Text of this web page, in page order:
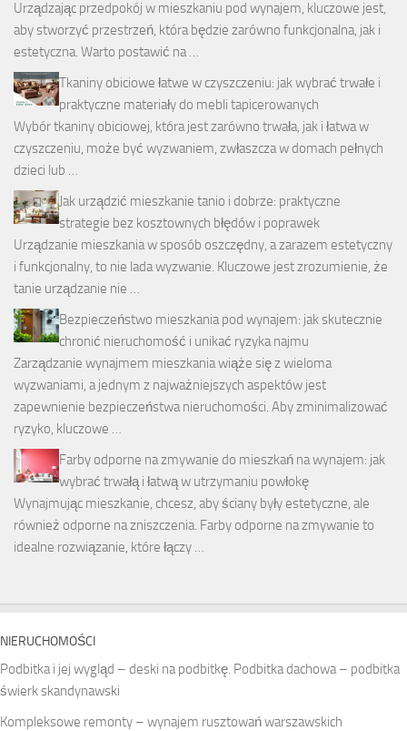
Urządzając przedpokój w mieszkaniu pod wynajem, kluczowe jest,
aby stworzyć przestrzeń, która będzie zarówno funkcjonalna, jak i
estetyczna. Warto postawić na …
Tkaniny obiciowe łatwe w czyszczeniu: jak wybrać trwałe i
praktyczne materiały do mebli tapicerowanych
Wybór tkaniny obiciowej, która jest zarówno trwała, jak i łatwa w
czyszczeniu, może być wyzwaniem, zwłaszcza w domach pełnych
dzieci lub …
Jak urządzić mieszkanie tanio i dobrze: praktyczne
strategie bez kosztownych błędów i poprawek
Urządzanie mieszkania w sposób oszczędny, a zarazem estetyczny
i funkcjonalny, to nie lada wyzwanie. Kluczowe jest zrozumienie, że
tanie urządzanie nie …
Bezpieczeństwo mieszkania pod wynajem: jak skutecznie
chronić nieruchomość i unikać ryzyka najmu
Zarządzanie wynajmem mieszkania wiąże się z wieloma
wyzwaniami, a jednym z najważniejszych aspektów jest
zapewnienie bezpieczeństwa nieruchomości. Aby zminimalizować
ryzyko, kluczowe …
Farby odporne na zmywanie do mieszkań na wynajem: jak
wybrać trwałą i łatwą w utrzymaniu powłokę
Wynajmując mieszkanie, chcesz, aby ściany były estetyczne, ale
również odporne na zniszczenia. Farby odporne na zmywanie to
idealne rozwiązanie, które łączy …
NIERUCHOMOŚCI
Podbitka i jej wygląd – deski na podbitkę. Podbitka dachowa – podbitka
świerk skandynawski
Kompleksowe remonty – wynajem rusztowań warszawskich